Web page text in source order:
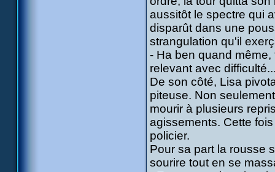
aussitôt le spectre qui
disparût dans une
strangulation qu'il
- Ha ben quand
relevant avec
De son côté, Lisa
piteuse. Non
mourir à plusieurs
agissements. Cette
policier.
Pour sa part la rousse
sourire tout en se